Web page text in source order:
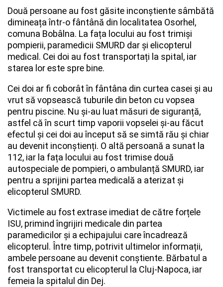
Două persoane au fost găsite inconștiente sâmbătă
dimineața într-o fântână din localitatea Osorhel,
comuna Bobâlna. La fața locului au fost trimiși
pompierii, paramedicii SMURD dar și elicopterul
medical. Cei doi au fost transportați la spital, iar
starea lor este spre bine.
Cei doi ar fi coborât în fântâna din curtea casei și au
vrut să vopsească tuburile din beton cu vopsea
pentru piscine. Nu și-au luat măsuri de siguranță,
astfel că în scurt timp vaporii vopselei și-au făcut
efectul și cei doi au început să se simtă rău și chiar
au devenit inconștienți. O altă persoană a sunat la
112, iar la fața locului au fost trimise două
autospeciale de pompieri, o ambulanță SMURD, iar
pentru a sprijini partea medicală a aterizat și
elicopterul SMURD.
Victimele au fost extrase imediat de către forțele
ISU, primind îngrijiri medicale din partea
paramedicilor și a echipajului care încadrează
elicopterul. Între timp, potrivit ultimelor informații,
ambele persoane au devenit conștiente. Bărbatul a
fost transportat cu elicopterul la Cluj-Napoca, iar
femeia la spitalul din Dej.